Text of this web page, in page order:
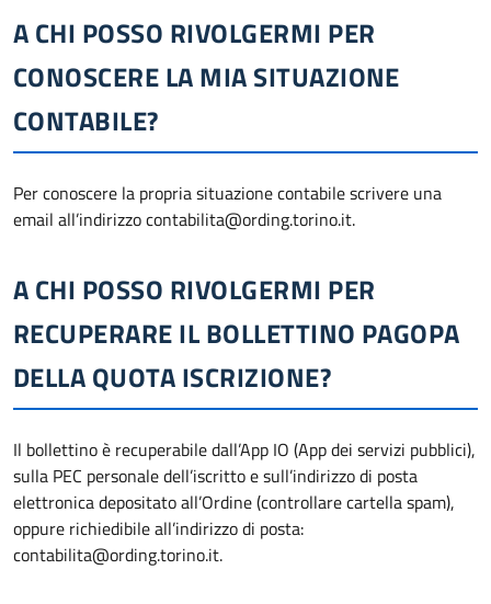
A CHI POSSO RIVOLGERMI PER
CONOSCERE LA MIA SITUAZIONE
CONTABILE?
Per conoscere la propria situazione contabile scrivere una
email all’indirizzo contabilita@ording.torino.it.
A CHI POSSO RIVOLGERMI PER
RECUPERARE IL BOLLETTINO PAGOPA
DELLA QUOTA ISCRIZIONE?
Il bollettino è recuperabile dall’App IO (App dei servizi pubblici),
sulla PEC personale dell’iscritto e sull’indirizzo di posta
elettronica depositato all’Ordine (controllare cartella spam),
oppure richiedibile all’indirizzo di posta:
contabilita@ording.torino.it.